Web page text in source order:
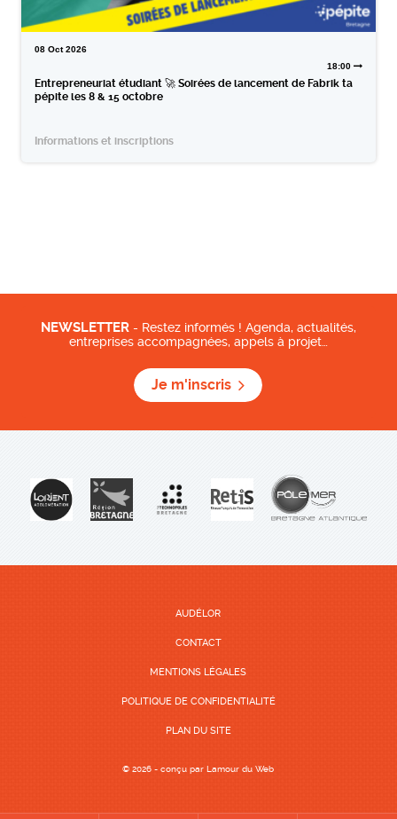
08 Oct 2026
18:00
Entrepreneuriat étudiant 🚀 Soirées de lancement de Fabrik ta
pépite les 8 & 15 octobre
Informations et inscriptions
NEWSLETTER - Restez informés ! Agenda, actualités,
entreprises accompagnées, appels à projet…
Je m'inscris
AUDÉLOR
CONTACT
MENTIONS LÉGALES
POLITIQUE DE CONFIDENTIALITÉ
PLAN DU SITE
© 2026 - conçu parLamour du Web